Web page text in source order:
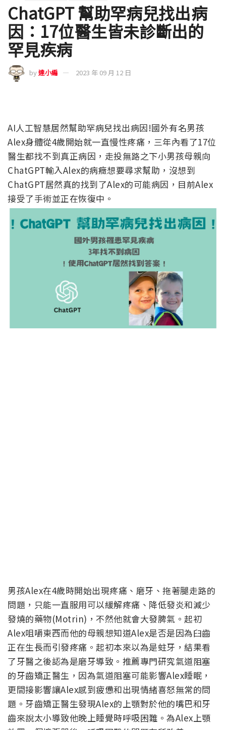
ChatGPT 幫助罕病兒找出病
因：17位醫生皆未診斷出的
罕見疾病
by達小編 2023 年 09 月 12 日
AI人工智慧居然幫助罕病兒找出病因!國外有名男孩
Alex身體從4歲開始就一直慢性疼痛，三年內看了17位
醫生都找不到真正病因，走投無路之下小男孩母親向
ChatGPT輸入Alex的病癥想要尋求幫助，沒想到
ChatGPT居然真的找到了Alex的可能病因，目前Alex
接受了手術並正在恢復中。
男孩Alex在4歲時開始出現疼痛、磨牙、拖著腿走路的
問題，只能一直服用可以緩解疼痛、降低發炎和減少
發燒的藥物(Motrin)，不然他就會大發脾氣。起初
Alex咀嚼東西而他的母親想知道Alex是否是因為臼齒
正在生長而引發疼痛。起初本來以為是蛀牙，結果看
了牙醫之後認為是磨牙導致。推薦專門研究氣道阻塞
的牙齒矯正醫生，因為氣道阻塞可能影響Alex睡眠，
更間接影響讓Alex感到疲憊和出現情緒喜怒無常的問
題。牙齒矯正醫生發現Alex的上顎對於他的嘴巴和牙
齒來說太小導致他晚上睡覺時呼吸困難。為Alex上顎